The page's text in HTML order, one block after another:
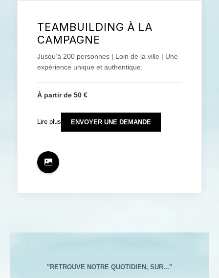
TEAMBUILDING À LA
CAMPAGNE
Jusqu’à 200 personnes | Loin de la ville | Une
expérience unique et authentique.
À partir de 50 €
Lire plus ENVOYER UNE DEMANDE
"RETROUVE NOTRE QUOTIDIEN, SUR..."